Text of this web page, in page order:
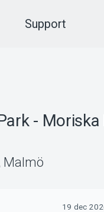
Support
-
Malmö
19 dec